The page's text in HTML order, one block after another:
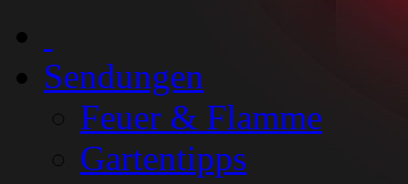
Sendungen
Feuer & Flamme
Gartentipps